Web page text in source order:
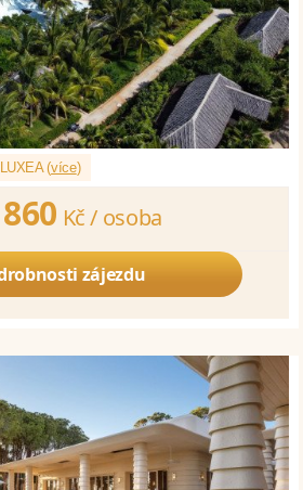
(více)
Kč / osoba
zájezdu